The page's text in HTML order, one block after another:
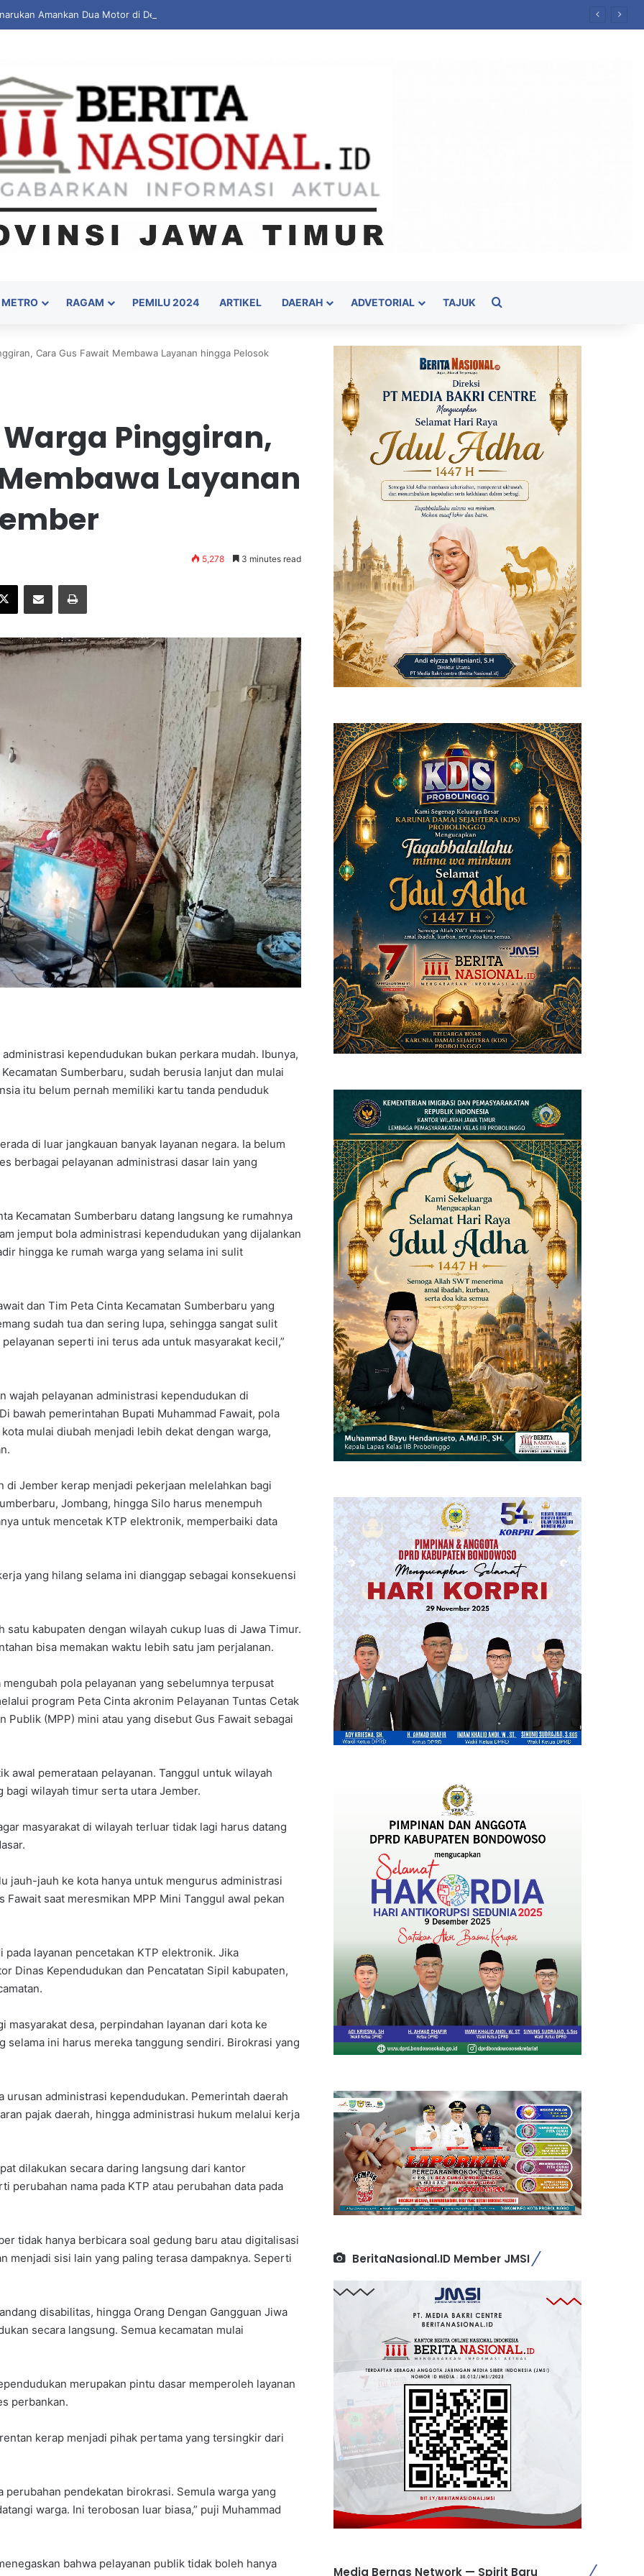
Amankan Dua Motor di Desa Gelung, Pelaku Diduga dari Luar Daerah
METRO RAGAM PEMILU 2024 ARTIKEL DAERAH ADVETORIAL TAJUK Cari
Cara Gus Fawait Membawa Layanan hingga Pelosok
Pinggiran,
Layanan
5,278 3 minutes read
kependudukan bukan perkara mudah. Ibunya,
Sumberbaru, sudah berusia lanjut dan mulai
itu belum pernah memiliki kartu tanda penduduk
di luar jangkauan banyak layanan negara. Ia belum
berbagai pelayanan administrasi dasar lain yang
Kecamatan Sumberbaru datang langsung ke rumahnya
jemput bola administrasi kependudukan yang dijalankan
hingga ke rumah warga yang selama ini sulit
dan Tim Peta Cinta Kecamatan Sumberbaru yang
sudah tua dan sering lupa, sehingga sangat sulit
seperti ini terus ada untuk masyarakat kecil,”
wajah pelayanan administrasi kependudukan di
bawah pemerintahan Bupati Muhammad Fawait, pola
mulai diubah menjadi lebih dekat dengan warga,
Jember kerap menjadi pekerjaan melelahkan bagi
Jombang, hingga Silo harus menempuh
untuk mencetak KTP elektronik, memperbaiki data
yang hilang selama ini dianggap sebagai konsekuensi
kabupaten dengan wilayah cukup luas di Jawa Timur.
bisa memakan waktu lebih satu jam perjalanan.
pola pelayanan yang sebelumnya terpusat
program Peta Cinta akronim Pelayanan Tuntas Cetak
Publik (MPP) mini atau yang disebut Gus Fawait sebagai
awal pemerataan pelayanan. Tanggul untuk wilayah
bagi wilayah timur serta utara Jember.
masyarakat di wilayah terluar tidak lagi harus datang
jauh-jauh ke kota hanya untuk mengurus administrasi
Fawait saat meresmikan MPP Mini Tanggul awal pekan
layanan pencetakan KTP elektronik. Jika
Dinas Kependudukan dan Pencatatan Sipil kabupaten,
desa, perpindahan layanan dari kota ke
selama ini harus mereka tanggung sendiri. Birokrasi yang
urusan administrasi kependudukan. Pemerintah daerah
pajak daerah, hingga administrasi hukum melalui kerja
dilakukan secara daring langsung dari kantor
perubahan nama pada KTP atau perubahan data pada
tidak hanya berbicara soal gedung baru atau digitalisasi
menjadi sisi lain yang paling terasa dampaknya. Seperti
disabilitas, hingga Orang Dengan Gangguan Jiwa
secara langsung. Semua kecamatan mulai
merupakan pintu dasar memperoleh layanan
perbankan.
kerap menjadi pihak pertama yang tersingkir dari
pendekatan birokrasi. Semula warga yang
warga. Ini terobosan luar biasa,” puji Muhammad
bahwa pelayanan publik tidak boleh hanya
BeritaNasional.ID Member JMSI
Media Bernas Network — Spirit Baru